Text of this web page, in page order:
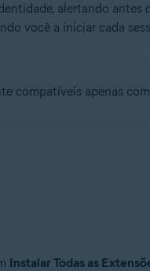
alertando antes
você a iniciar cada
compatíveis apenas
Instalar Todas as